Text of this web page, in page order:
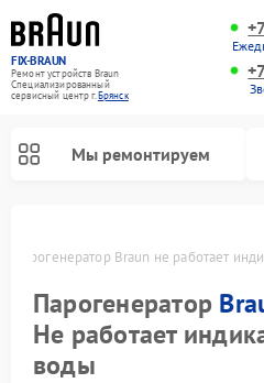
FIX-BRAUN
Ремонт устройств Braun
Специализированный
cервисный центр г.Брянск
Мы ремонтируем
Парогенератор Braun не работает
Парогенератор
Не работает
воды